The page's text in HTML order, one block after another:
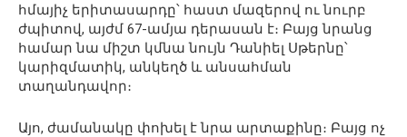
հմայիչ երիտասարդը՝ հաստ մազերով ու նուրբ
ժպիտով, այժմ 67-ամյա դերասան է։ Բայց նրանց
համար նա միշտ կմնա նույն Դանիել Սթերնը՝
կարիզմատիկ, անկեղծ և անսահման
տաղանդավոր։
Այո, ժամանակը փոխել է նրա արտաքինը։ Բայց ոչ